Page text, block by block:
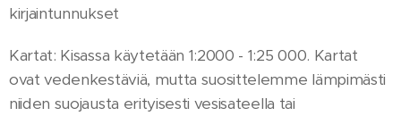
kirjaintunnukset
Kartat: Kisassa käytetään 1:2000 - 1:25 000. Kartat
ovat vedenkestäviä, mutta suosittelemme lämpimästi
niiden suojausta erityisesti vesisateella tai